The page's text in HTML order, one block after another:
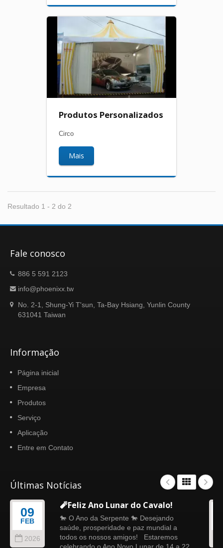
Produtos Personalizados
Circo
Mais
Resultado 1 - 2 do 2
Fale conosco
886 5 591 2123
info@phoenixx.tw
No. 2-1, Shung-Yi T'sun, Ta-Bay Hsiang, Yunlin County
631041 Taiwan
Informação
Página inicial
Empresa
Produtos
Serviço
Aplicação
Entre em Contato
Últimas Notícias
09
FEB
2026
🧨Feliz Ano Lunar do Cavalo!
🐎 O Ano da Serpente 🐎 Desejando
saúde, prosperidade e paz mundial a
todos os nossos amigos! Estaremos